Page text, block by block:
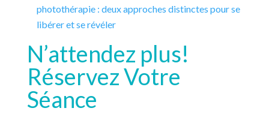
photothérapie : deux approches distinctes pour se
libérer et se révéler
N’attendez plus!
Réservez Votre
Séance